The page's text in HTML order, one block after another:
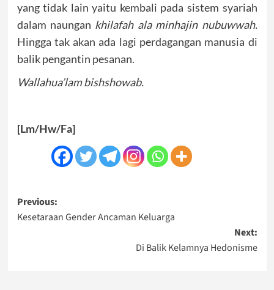
yang tidak lain yaitu kembali pada sistem syariah
dalam naungan khilafah ala minhajin nubuwwah.
Hingga tak akan ada lagi perdagangan manusia di
balik pengantin pesanan.
Wallahua’lam bishshowab.
[Lm/Hw/Fa]
Post
navigation
Previous:
Kesetaraan Gender Ancaman Keluarga
Next:
Di Balik Kelamnya Hedonisme